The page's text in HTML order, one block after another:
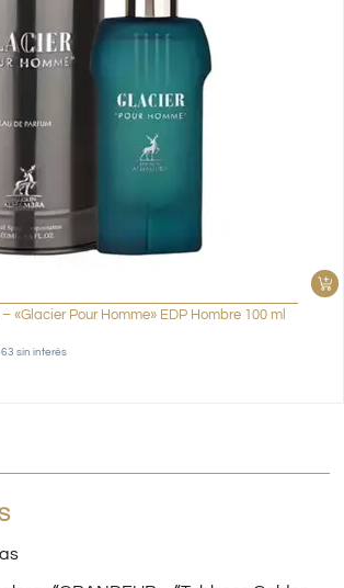
«Glacier Pour Homme» EDP Hombre 100 ml
sin interés